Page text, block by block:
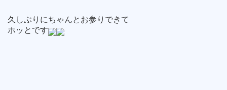
久しぶりにちゃんとお参りできて
ホッとです